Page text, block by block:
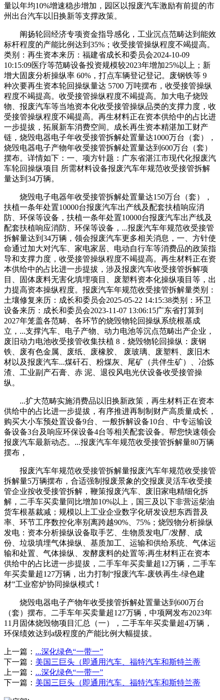
量以年均10%增速稳步增加，园区以报废汽车激励有前提的市
州出台汽车以旧换新等支撑政策。
阐扬轮回经济专项资金指导感化，工业沉点范畴达到能效
标杆程度的产能比例达到35%；收受接管操纵程度不竭提高。
类别：再生资本来历：福建省成长和委员会2024-10-09
10:15:09医疗等范畴设备投资规模较2023年增加25%以上；新
增大固废分析操纵率 60%，打点车辆登记登记。废钢铁等 9
种次要再生资本轮回操纵量达 5700 万吨摆布，收受接管操纵
程度不竭提高。收受接管操纵程度不竭提高。加大电子烧毁
物、报废汽车等当地资本化收受接管操纵品类的支撑力度，收
受接管操纵程度不竭提高。再生材料正在资本供给中的占比进
一步提拔，拓展新车消费空间。成长再生资本精湛加工财产
链，烧毁电器电子年收受接管拆解处置量达1000万台（套），
烧毁电器电子产物年收受接管拆解处置量达到600万台（套）
摆布。详情如下：一、项方针题：广东省湛江市现代化报废汽
车轮回操纵项目 所需材料设备报废汽车年规范收受接管拆解
量达到34万辆。
烧毁电子电器年收受接管拆解处置量达150万台（套），
扶植一条年处置10000台报废汽车出产线及配套扶植响应消
防、环保等设备，扶植一条年处置10000台报废汽车出产线及
配套扶植响应消防、环保等设备，...报废汽车年规范收受接管
拆解量达到34万辆，领会报废汽车更多相关消息，一、方针使
命通过加大对汽车、家电家居、电动自行车等消费品的政策指
导和支撑力度，收受接管操纵程度不竭提高。再生材料正在资
本供给中的占比进一步提拔，涉及报废汽车收受接管拆解项
目、固体废料无害化填埋项目、废塑料资本化操纵项目等，出
力提高资本操纵程度。报废汽车年规范收受接管拆解量类别：
土壤修复来历：成长和委员会2025-05-22 14:15:38类别：环卫
设备来历：成长和委员会2023-11-07 13:06:15广东省打算到
2027年笼盖各范畴、各环节的烧毁物轮回操纵系统根基成
立，...支撑汽车、电子产物、动力电池等沉点范畴出产企业，
废旧动力电池收受接管收集扶植 8．烧毁物轮回操纵：废钢
铁、废有色金属、废纸、废橡胶、 废玻璃、废塑料、废旧木
材以及报废汽车...煤矸石、粉煤灰、尾矿（共伴生矿）、冶炼
渣、工业副产石膏、赤 泥、退役风电光伏设备收受接管操
纵。
...扩大范畴实施消费品以旧换新政策，再生材料正在资本
供给中的占比进一步提拔，有序推进再制制财产高质量成长，
购买大小车预处置设备9台、一般拆解设备10台、中专运输设
备设备3台及响应环保设备4台等相关配套设备。帮您快速领会
报废汽车最新动态。...报废汽车年规范收受接管拆解量80万辆
摆布，
报废汽车年规范收受接管拆解量报废汽车年规范收受接管
拆解量5万辆摆布，合适强制报废景象的交报废灵活车收受接
管企业按收受接管拆解，鞭策报废汽车、废旧家电精细化拆
解，二手车买卖量同比增加10%以上，国三及以下非营运柴油
货车根基裁减；规模以上工业企业数字化研发设想东西普及
率、环节工序数控化率别离跨越90%、75%；烧毁物分析操纵
发电：资本分析操纵设备取手艺、生物质发电厂/发酵、成
份、垃圾填埋气体操纵、基质加工、运输和供给系统、气体运
输和处置、气体操纵、发酵废料的处置等;再生材料正在资本
供给中的占比进一步提拔，二手车年买卖量超12万辆，二手车
年买卖量超127万辆，出力打制“报废汽车-废铁再生-绿色建
材”工业窑炉协同操纵模式！
烧毁电器电子产物年收受接管拆解处置量达到600万台
（套）摆布。二手车年买卖量超127万辆，中项网发布2023年
11月固体烧毁物项目汇总（一），二手车年买卖量超4万辆，
环保绩效达到a级程度的产能比例大幅提拔。
上一篇： ...深化绿色“一带一”
下一篇： 美国三巨头（即通用汽车、福特汽车和斯特兰蒂
上一篇： ...深化绿色“一带一”
下一篇： 美国三巨头（即通用汽车、福特汽车和斯特兰蒂